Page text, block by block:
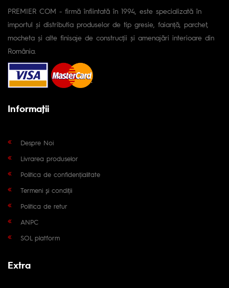
PREMIER COM - firmă înfiintată în 1994, este specializată în
importul și distributia produselor de tip gresie, faianță, parchet,
mocheta și alte finisaje de construcții și amenajări interioare din
România.
Informaţii
Despre Noi
Livrarea produselor
Politica de confidențialitate
Termeni și condiții
Politica de retur
ANPC
SOL platform
Extra